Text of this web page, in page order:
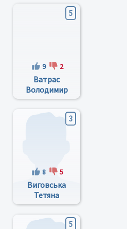
5
9 2
Ватрас
Володимир
Антонович
3
8 5
Виговська
Тетяна
Вікторівна
5